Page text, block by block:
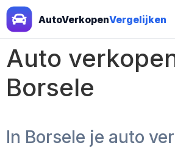
AutoVerkopenVergelijken
Auto
Borsele
In Borsele je auto